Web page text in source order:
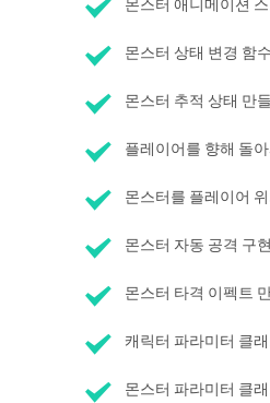
몬스터 상태 변경 함
몬스터 추적 상태 만
플레이어를 향해 돌
몬스터를 플레이어
몬스터 자동 공격 구현
몬스터 타격 이펙트
캐릭터 파라미터 클
몬스터 파라미터 클